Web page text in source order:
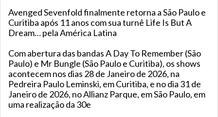
Avenged Sevenfold finalmente retorna a São Paulo e
Curitiba após 11 anos com sua turnê Life Is But A
Dream… pela América Latina
Com abertura das bandas A Day To Remember (São
Paulo) e Mr Bungle (São Paulo e Curitiba), os shows
acontecem nos dias 28 de Janeiro de 2026, na
Pedreira Paulo Leminski, em Curitiba, e no dia 31 de
Janeiro de 2026, no Allianz Parque, em São Paulo, em
uma realização da 30e